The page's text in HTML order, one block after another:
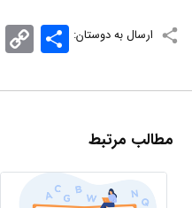
ارسال به دوستان: Copy
Link
اشتراک
مطالب مرتبط